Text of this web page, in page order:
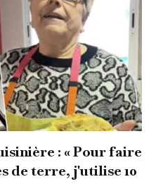
: « Pour faire
de terre, j'utilise 10